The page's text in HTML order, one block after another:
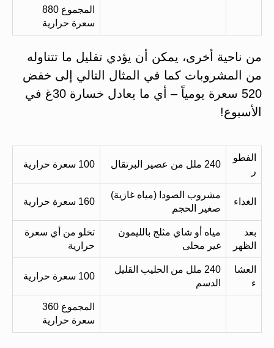
المجموع 880
سعرة حرارية
من ناحية أخرى، يمكن أن يؤدي تقليل ما تتناوله
من المشروبات كما في المثال التالي إلى خفض
520 سعرة يومياً – أي ما يعادل خسارة 30غ في
الأسبوع!
الفطو
ر
240 ملل من عصير البرتقال 100 سعرة حرارية
الغداء
مشروب الصودا (مياه غازية)
صغير الحجم
160 سعرة حرارية
بعد
الظهر
مياه أو شاي مثلج بالليمون
غير محلى
تخلو من أي سعرة
حرارية
العشا
ء
240 ملل من الحليب القليل
الدسم
100 سعرة حرارية
المجموع 360
سعرة حرارية